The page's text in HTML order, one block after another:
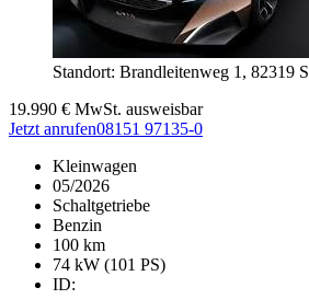
Standort: Brandleitenweg 1, 82319
19.990 € MwSt. ausweisbar
Jetzt anrufen08151 97135-0
Kleinwagen
05/2026
Schaltgetriebe
Benzin
100 km
74 kW (101 PS)
ID: